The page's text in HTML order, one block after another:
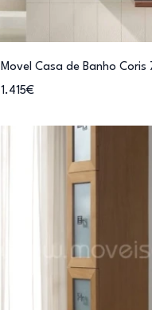
Movel Casa de Banho Coris
1.415€